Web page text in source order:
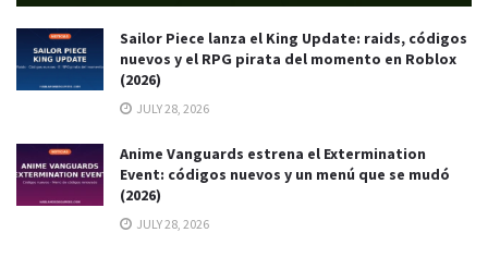
Sailor Piece lanza el King Update: raids, códigos
nuevos y el RPG pirata del momento en Roblox
(2026)
JULY 28, 2026
Anime Vanguards estrena el Extermination
Event: códigos nuevos y un menú que se mudó
(2026)
JULY 28, 2026